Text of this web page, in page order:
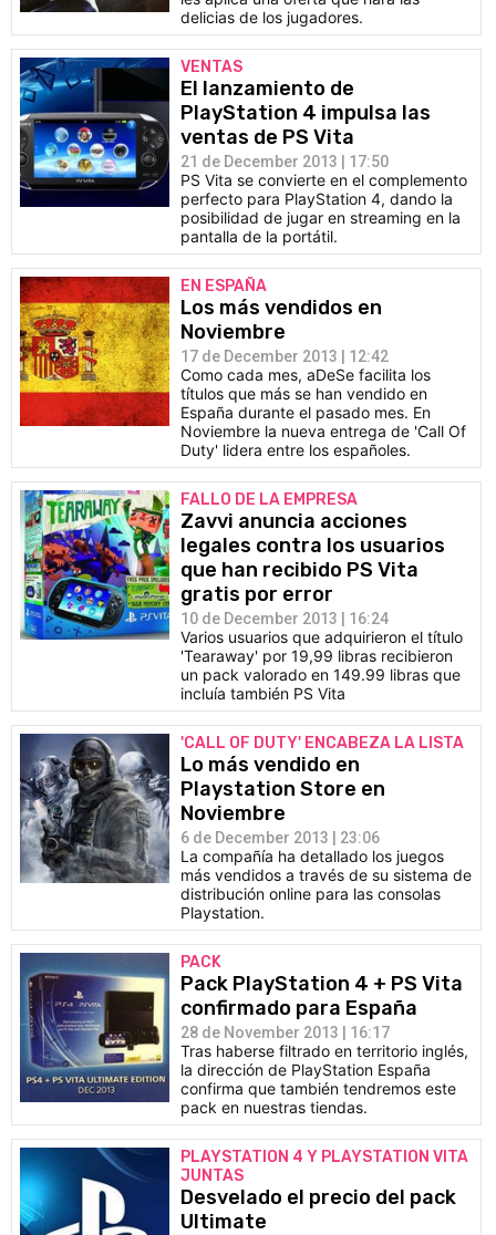
delicias de los jugadores.
VENTAS
El lanzamiento de
PlayStation 4 impulsa las
ventas de PS Vita
21 de December 2013 | 17:50
PS Vita se convierte en el complemento
perfecto para PlayStation 4, dando la
posibilidad de jugar en streaming en la
pantalla de la portátil.
EN ESPAÑA
Los más vendidos en
Noviembre
17 de December 2013 | 12:42
Como cada mes, aDeSe facilita los
títulos que más se han vendido en
España durante el pasado mes. En
Noviembre la nueva entrega de 'Call Of
Duty' lidera entre los españoles.
FALLO DE LA EMPRESA
Zavvi anuncia acciones
legales contra los usuarios
que han recibido PS Vita
gratis por error
10 de December 2013 | 16:24
Varios usuarios que adquirieron el título
'Tearaway' por 19,99 libras recibieron
un pack valorado en 149.99 libras que
incluía también PS Vita
'CALL OF DUTY' ENCABEZA LA LISTA
Lo más vendido en
Playstation Store en
Noviembre
6 de December 2013 | 23:06
La compañía ha detallado los juegos
más vendidos a través de su sistema de
distribución online para las consolas
Playstation.
PACK
Pack PlayStation 4 + PS Vita
confirmado para España
28 de November 2013 | 16:17
Tras haberse filtrado en territorio inglés,
la dirección de PlayStation España
confirma que también tendremos este
pack en nuestras tiendas.
PLAYSTATION 4 Y PLAYSTATION VITA
JUNTAS
Desvelado el precio del pack
Ultimate